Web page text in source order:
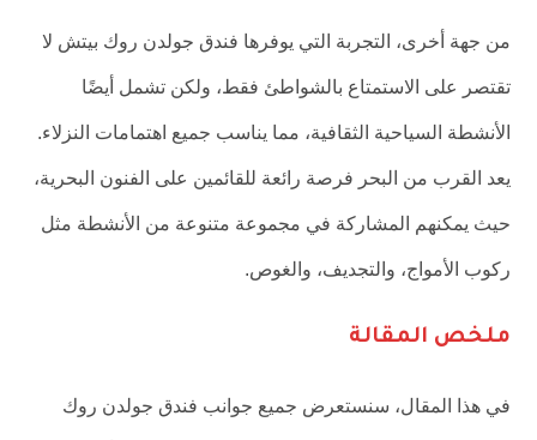
من جهة أخرى، التجربة التي يوفرها فندق جولدن روك بيتش لا
تقتصر على الاستمتاع بالشواطئ فقط، ولكن تشمل أيضًا
الأنشطة السياحية الثقافية، مما يناسب جميع اهتمامات النزلاء.
يعد القرب من البحر فرصة رائعة للقائمين على الفنون البحرية،
حيث يمكنهم المشاركة في مجموعة متنوعة من الأنشطة مثل
ركوب الأمواج، والتجديف، والغوص.
ملخص المقالة
في هذا المقال، سنستعرض جميع جوانب فندق جولدن روك